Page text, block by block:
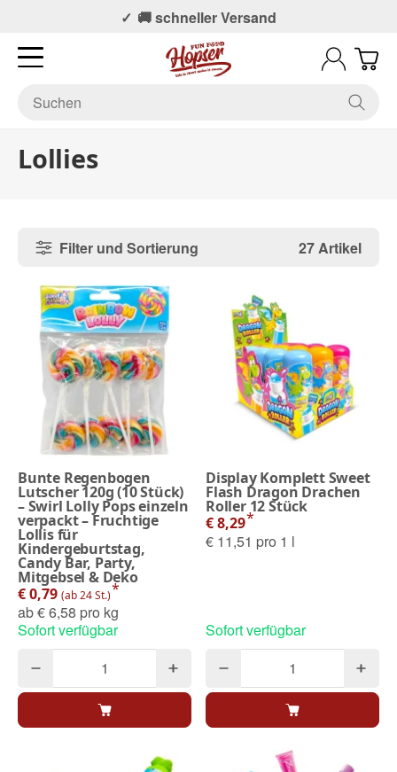
📞 Persönlicher Support🚚 schneller Versand
Lollies
Filter und Sortierung 27 Artikel
Bunte Regenbogen
Lutscher 120g (10 Stück)
– Swirl Lolly Pops einzeln
verpackt – Fruchtige
Lollis für
Kindergeburtstag,
Candy Bar, Party,
Mitgebsel & Deko
€ 0,79 (ab 24 St.)*
ab€ 6,58 pro kg
Sofort verfügbar
Display Komplett Sweet
Flash Dragon Drachen
Roller 12 Stück
€ 8,29*
€ 11,51 pro 1 l
Sofort verfügbar